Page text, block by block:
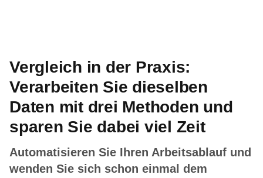
Vergleich in der Praxis:
Verarbeiten Sie dieselben
Daten mit drei Methoden und
sparen Sie dabei viel Zeit
Automatisieren Sie Ihren Arbeitsablauf und
wenden Sie sich schon einmal dem